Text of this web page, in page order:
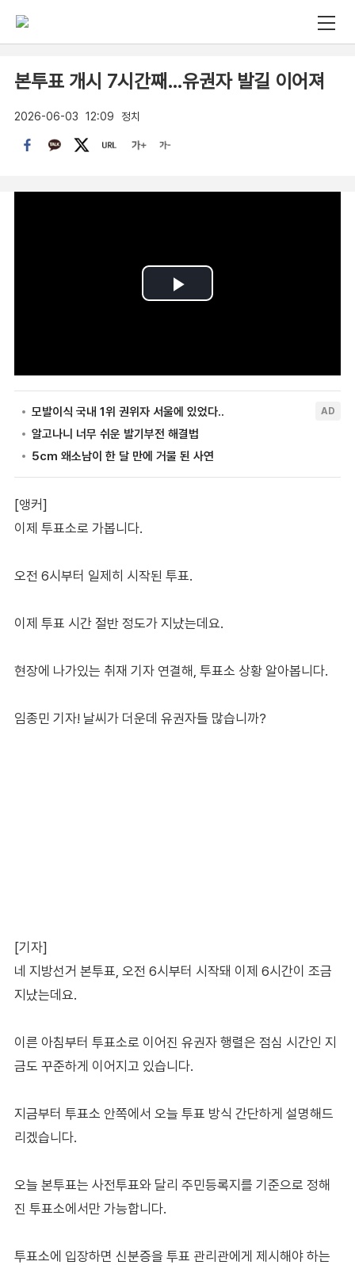
본투표 개시 7시간째…유권자 발길 이어져
2026-06-03 12:09 정치
[앵커]
이제 투표소로 가봅니다.
오전 6시부터 일제히 시작된 투표.
이제 투표 시간 절반 정도가 지났는데요.
현장에 나가있는 취재 기자 연결해, 투표소 상황 알아봅니다.
임종민 기자! 날씨가 더운데 유권자들 많습니까?
[기자]
네 지방선거 본투표, 오전 6시부터 시작돼 이제 6시간이 조금
지났는데요.
이른 아침부터 투표소로 이어진 유권자 행렬은 점심 시간인 지
금도 꾸준하게 이어지고 있습니다.
지금부터 투표소 안쪽에서 오늘 투표 방식 간단하게 설명해드
리겠습니다.
오늘 본투표는 사전투표와 달리 주민등록지를 기준으로 정해
진 투표소에서만 가능합니다.
투표소에 입장하면 신분증을 투표 관리관에게 제시해야 하는